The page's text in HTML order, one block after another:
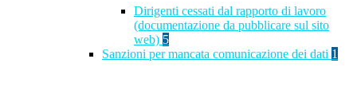
Dirigenti cessati dal rapporto di lavoro
(documentazione da pubblicare sul sito
web) 5
Sanzioni per mancata comunicazione dei dati 1